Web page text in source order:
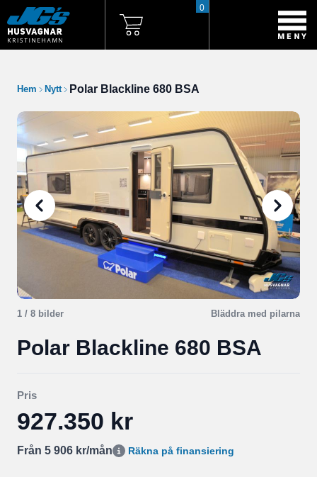
0
Hem Nytt Polar Blackline 680 BSA
1 / 8 bilder Bläddra med pilarna
Polar Blackline 680 BSA
Pris
927.350 kr
Från 5 906 kr/mån Räkna på finansiering